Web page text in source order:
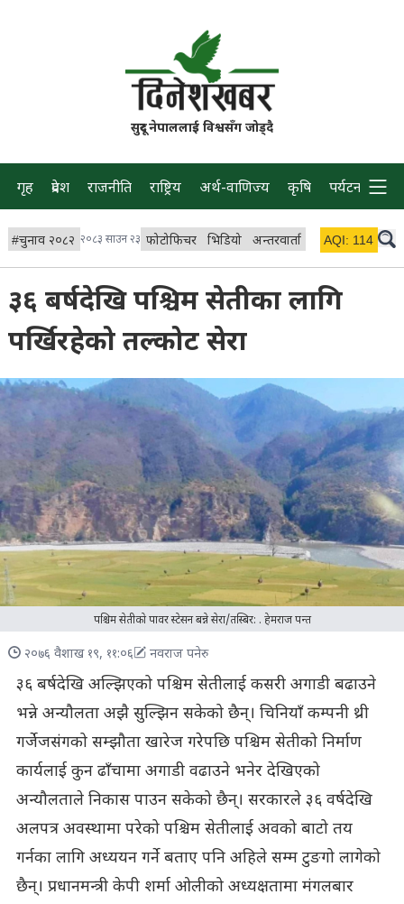
सुदूर नेपाललाई विश्वसँग जोड्दै
गृह प्रदेश राजनीति राष्ट्रिय अर्थ-वाणिज्य कृषि पर्यटन प्रवास
#चुनाव २०८२ २०८३ साउन २३ फोटोफिचर भिडियो अन्तरवार्ता विचार/ब्लग
AQI: 114
३६ बर्षदेखि पश्चिम सेतीका लागि
पर्खिरहेको तल्कोट सेरा
पश्चिम सेतीकाे पावर स्टेसन बन्ने सेरा/तस्बिर: . हेमराज पन्त
२०७६ वैशाख १९, ११:०६ नवराज पनेरु
३६ बर्षदेखि अल्झिएको पश्चिम सेतीलाई कसरी अगाडी बढाउने
भन्ने अन्यौलता अझै सुल्झिन सकेको छैन्। चिनियाँ कम्पनी थ्री
गर्जेजसंगको सम्झौता खारेज गरेपछि पश्चिम सेतीको निर्माण
कार्यलाई कुन ढाँचामा अगाडी वढाउने भनेर देखिएको
अन्यौलताले निकास पाउन सकेको छैन्। सरकारले ३६ वर्षदेखि
अलपत्र अवस्थामा परेको पश्चिम सेतीलाई अवको बाटो तय
गर्नका लागि अध्ययन गर्ने बताए पनि अहिले सम्म टुङगो लागेको
छैन्। प्रधानमन्त्री केपी शर्मा ओलीको अध्यक्षतामा मंगलबार